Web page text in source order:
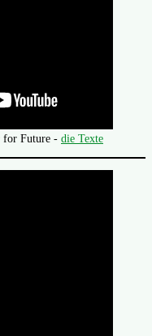
for Future - die Texte